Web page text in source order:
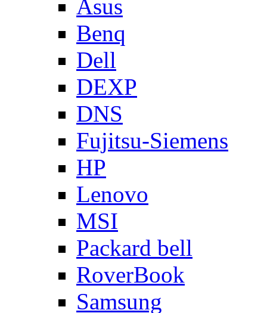
Asus
Benq
Dell
DEXP
DNS
Fujitsu-Siemens
HP
Lenovo
MSI
Packard bell
RoverBook
Samsung